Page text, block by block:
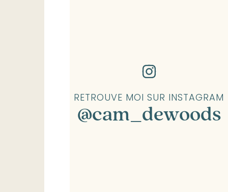
RETROUVE MOI SUR INSTAGRAM
@cam_dewoods